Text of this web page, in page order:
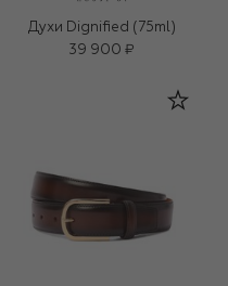
Духи Dignified (75ml)
39 900 ₽